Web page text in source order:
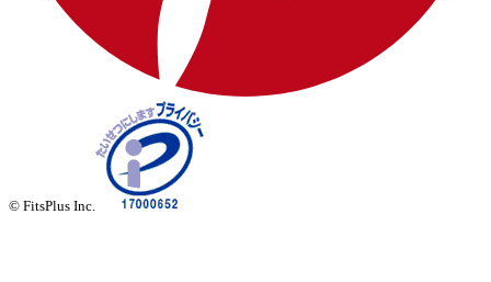
© FitsPlus Inc.